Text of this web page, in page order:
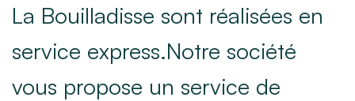
La Bouilladisse sont réalisées en
service express.Notre société
vous propose un service de